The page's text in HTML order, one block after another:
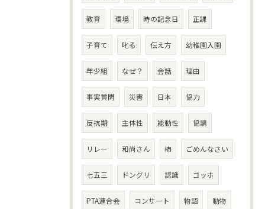
教育 環境 時の記念日 正課
子育て 叱る 伝え方 幼稚園入園
年少組 なぜ？ 会話 理由
事実質問 災害 日本 協力
反抗期 主体性 能動性 協調
リレー 和尚さん 柿 ごめんなさい
七五三 ドングリ 認識 ゴッホ
PTA連合会 コンサート 物語 動物